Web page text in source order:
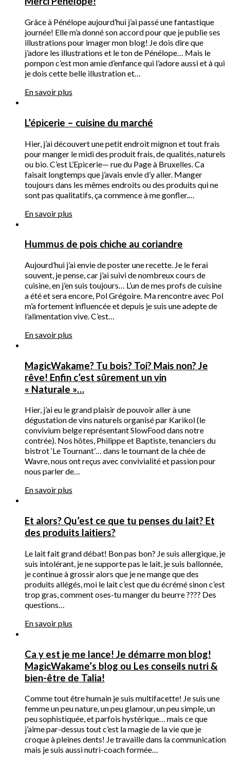
Grâce à Pénélope aujourd’hui j’ai passé une fantastique
journée! Elle m’a donné son accord pour que je publie ses
illustrations pour imager mon blog! Je dois dire que
j’adore les illustrations et le ton de Pénélope… Mais le
pompon c’est mon amie d’enfance qui l’adore aussi et à qui
je dois cette belle illustration et…
En savoir plus
L’épicerie – cuisine du marché
Hier, j’ai découvert une petit endroit mignon et tout frais
pour manger le midi des produit frais, de qualités, naturels
ou bio. C’est L’Epicerie— rue du Page à Bruxelles. Ca
faisait longtemps que j’avais envie d’y aller. Manger
toujours dans les mêmes endroits ou des produits qui ne
sont pas qualitatifs, ça commence à me gonfler.…
En savoir plus
Hummus de pois chiche au coriandre
Aujourd’hui j’ai envie de poster une recette. Je le ferai
souvent, je pense, car j’ai suivi de nombreux cours de
cuisine, en j’en suis toujours… L’un de mes profs de cuisine
a été et sera encore, Pol Grégoire. Ma rencontre avec Pol
m’a fortement influencée et depuis je suis une adepte de
l’alimentation vive. C’est…
En savoir plus
MagicWakame? Tu bois? Toi? Mais non? Je
rêve! Enfin c’est sûrement un vin
« Naturale »…
Hier, j’ai eu le grand plaisir de pouvoir aller à une
dégustation de vins naturels organisé par Karikol (le
convivium belge représentant SlowFood dans notre
contrée). Nos hôtes, Philippe et Baptiste, tenanciers du
bistrot ‘Le Tournant’… dans le tournant de la chée de
Wavre, nous ont reçus avec convivialité et passion pour
nous parler de…
En savoir plus
Et alors? Qu’est ce que tu penses du lait? Et
des produits laitiers?
Le lait fait grand débat! Bon pas bon? Je suis allergique, je
suis intolérant, je ne supporte pas le lait, je suis ballonnée,
je continue à grossir alors que je ne mange que des
produits allégés, moi le lait c’est que du écrémé sinon c’est
trop gras, comment oses-tu manger du beurre ???? Des
questions…
En savoir plus
Ca y est je me lance! Je démarre mon blog!
MagicWakame’s blog ou Les conseils nutri &
bien-être de Talia!
Comme tout être humain je suis multifacette! Je suis une
femme un peu nature, un peu glamour, un peu simple, un
peu sophistiquée, et parfois hystérique… mais ce que
j’aime par-dessus tout c’est la magie de la vie que je
croque à pleines dents! Je travaille dans la communication
mais je suis aussi nutri-coach formée…